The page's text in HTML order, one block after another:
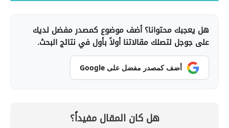
هل يعجبك محتوانا؟ أضف موضوع كمصدر مفضل لديك
على جوجل لتصلك مقالاتنا أولاً بأول في نتائج البحث.
أضف كمصدر مفضل على Google
هل كان المقال مفيداً؟